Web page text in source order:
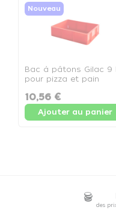
Nouveau
Bac à pâtons Gilac 9 L
pour pizza et pain
30 × 10 cm - Demi bac
rouge
(400x300x100mm)
10,56 €
Ajouter au panier
des